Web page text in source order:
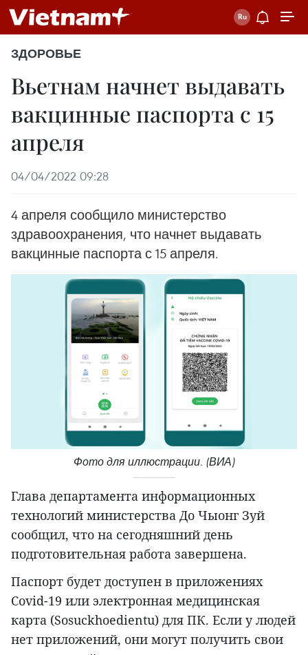
ЗДОРОВЬЕ
Вьетнам начнет выдавать
вакцинные паспорта с 15
апреля
04/04/2022 09:28
4 апреля сообщило министерство
здравоохранения, что начнет выдавать
вакцинные паспорта с 15 апреля.
Фото для иллюстрации. (ВИА)
Глава департамента информационных
технологий министерства До Чыонг Зуй
сообщил, что на сегодняшний день
подготовительная работа завершена.
Паспорт будет доступен в приложениях
Covid-19 или электронная медицинская
карта (Sosuckhoedientu) для ПК. Если у людей
нет приложений, они могут получить свои